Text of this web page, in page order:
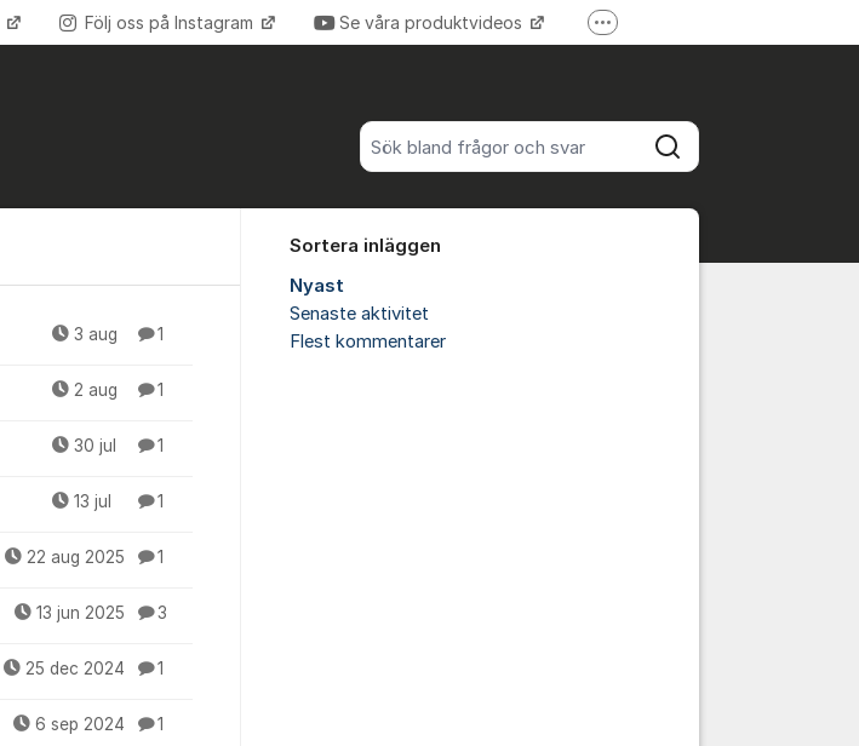
Sök bland alla inlägg
Sök
Följ oss på Instagram Se våra produktvideos Fler supportlänkar
3 aug 1
2 aug 1
30 jul 1
13 jul 1
22 aug 2025 1
13 jun 2025 3
25 dec 2024 1
6 sep 2024 1
Sortera inläggen
Nyast
Senaste aktivitet
Flest kommentarer